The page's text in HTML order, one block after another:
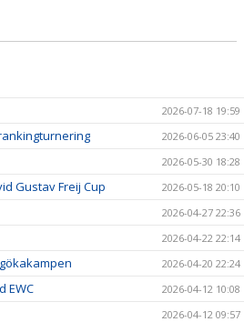
2026-07-18 19:59
2026-06-05 23:40
2026-05-30 18:28
Gustav Freij Cup 2026-05-18 20:10
2026-04-27 22:36
2026-04-22 22:14
2026-04-20 22:24
EWC 2026-04-12 10:08
2026-04-12 09:57